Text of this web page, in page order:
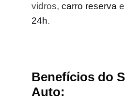
vidros, carro reserva e
24h.
Benefícios do
Auto: